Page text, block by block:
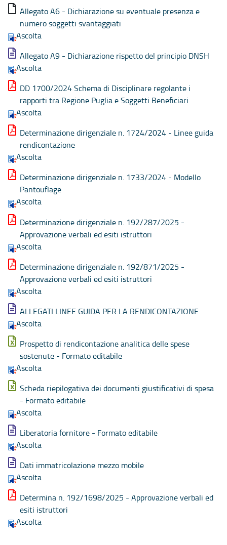
Allegato A6 - Dichiarazione su eventuale presenza e
numero soggetti svantaggiati
Ascolta
Allegato A9 - Dichiarazione rispetto del principio DNSH
Ascolta
DD 1700/2024 Schema di Disciplinare regolante i
rapporti tra Regione Puglia e Soggetti Beneficiari
Ascolta
Determinazione dirigenziale n. 1724/2024 - Linee guida
rendicontazione
Ascolta
Determinazione dirigenziale n. 1733/2024 - Modello
Pantouflage
Ascolta
Determinazione dirigenziale n. 192/287/2025 -
Approvazione verbali ed esiti istruttori
Ascolta
Determinazione dirigenziale n. 192/871/2025 -
Approvazione verbali ed esiti istruttori
Ascolta
ALLEGATI LINEE GUIDA PER LA RENDICONTAZIONE
Ascolta
Prospetto di rendicontazione analitica delle spese
sostenute - Formato editabile
Ascolta
Scheda riepilogativa dei documenti giustificativi di spesa
- Formato editabile
Ascolta
Liberatoria fornitore - Formato editabile
Ascolta
Dati immatricolazione mezzo mobile
Ascolta
Determina n. 192/1698/2025 - Approvazione verbali ed
esiti istruttori
Ascolta